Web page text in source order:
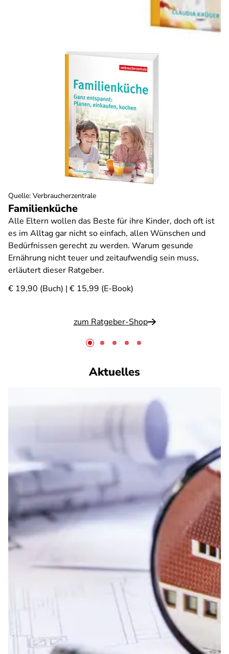
Familienküche
Alle Eltern wollen das Beste für ihre Kinder, doch oft ist
es im Alltag gar nicht so einfach, allen Wünschen und
Bedürfnissen gerecht zu werden. Warum gesunde
Ernährung nicht teuer und zeitaufwendig sein muss,
erläutert dieser Ratgeber.
€ 19,90 (Buch) | € 15,99 (E-Book)
zum Ratgeber-Shop
Quelle: Verbraucherzentrale
Aktuelles